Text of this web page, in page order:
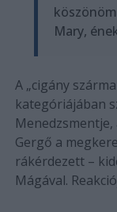
Mary,
A „cigány
kategóriájában
Gergő a
rákérdezett –
Mágával.